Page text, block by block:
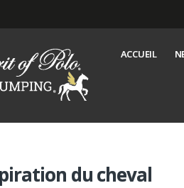
ACCUEIL
du cheval